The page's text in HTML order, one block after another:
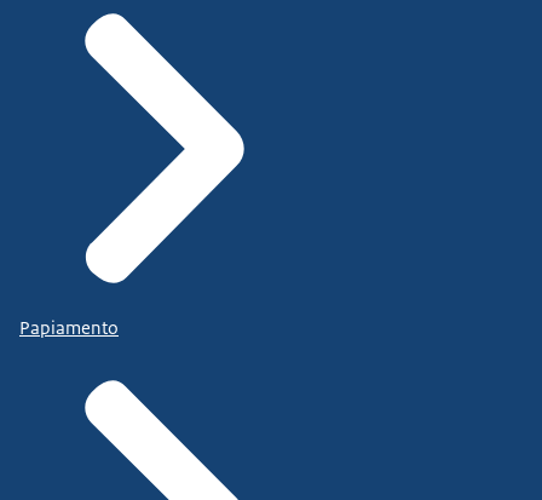
Papiamento